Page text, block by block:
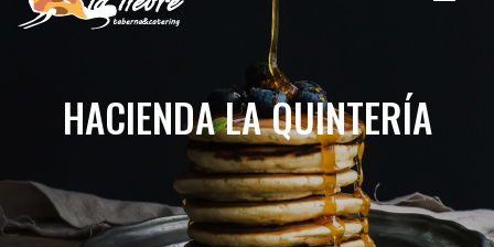
HACIENDA LA QUINTERÍA